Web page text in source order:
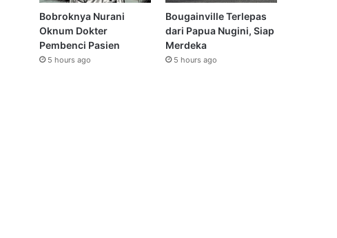
Bobroknya Nurani
Oknum Dokter
Pembenci Pasien
5 hours ago
Bougainville Terlepas
dari Papua Nugini, Siap
Merdeka
5 hours ago